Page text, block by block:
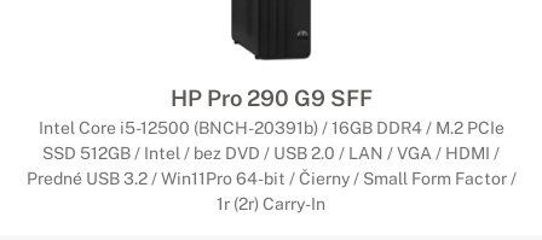
HP Pro 290 G9 SFF
Intel Core i5-12500 (BNCH-20391b) / 16GB DDR4 / M.2 PCIe
SSD 512GB / Intel / bez DVD / USB 2.0 / LAN / VGA / HDMI /
Predné USB 3.2 / Win11Pro 64-bit / Čierny / Small Form Factor /
1r (2r) Carry-In